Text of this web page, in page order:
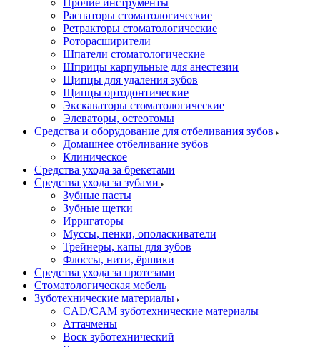
Прочие инструменты
Распаторы стоматологические
Ретракторы стоматологические
Роторасширители
Шпатели стоматологические
Шприцы карпульные для анестезии
Щипцы для удаления зубов
Щипцы ортодонтические
Экскаваторы стоматологические
Элеваторы, остеотомы
Средства и оборудование для отбеливания зубов
Домашнее отбеливание зубов
Клиническое
Средства ухода за брекетами
Средства ухода за зубами
Зубные пасты
Зубные щетки
Ирригаторы
Муссы, пенки, ополаскиватели
Трейнеры, капы для зубов
Флоссы, нити, ёршики
Средства ухода за протезами
Стоматологическая мебель
Зуботехнические материалы
CAD/CAM зуботехнические материалы
Аттачмены
Воск зуботехнический